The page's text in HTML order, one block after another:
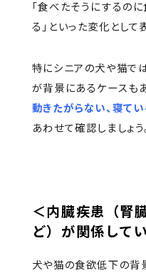
「食べたそうにするの
る」といった変化として
特にシニアの犬や猫で
が背景にあるケースも
動きたがらない、寝て
あわせて確認しましょう
＜内臓疾患（腎
ど）が関係して
犬や猫の食欲低下の背